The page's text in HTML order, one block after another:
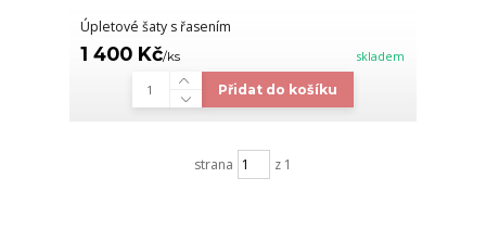
Úpletové šaty s řasením
1 400 Kč/ks skladem
Přidat do košíku
strana z 1